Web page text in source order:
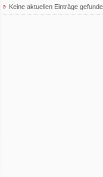
Keine aktuellen Einträge